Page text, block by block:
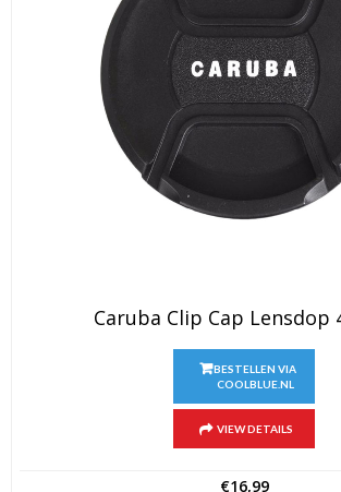
Caruba Clip Cap Lensdop
BESTELLEN VIA
COOLBLUE.NL
VIEW DETAILS
€16,99